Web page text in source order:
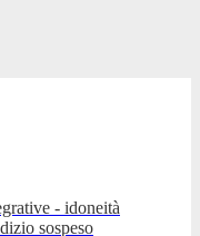
- idoneità
sospeso